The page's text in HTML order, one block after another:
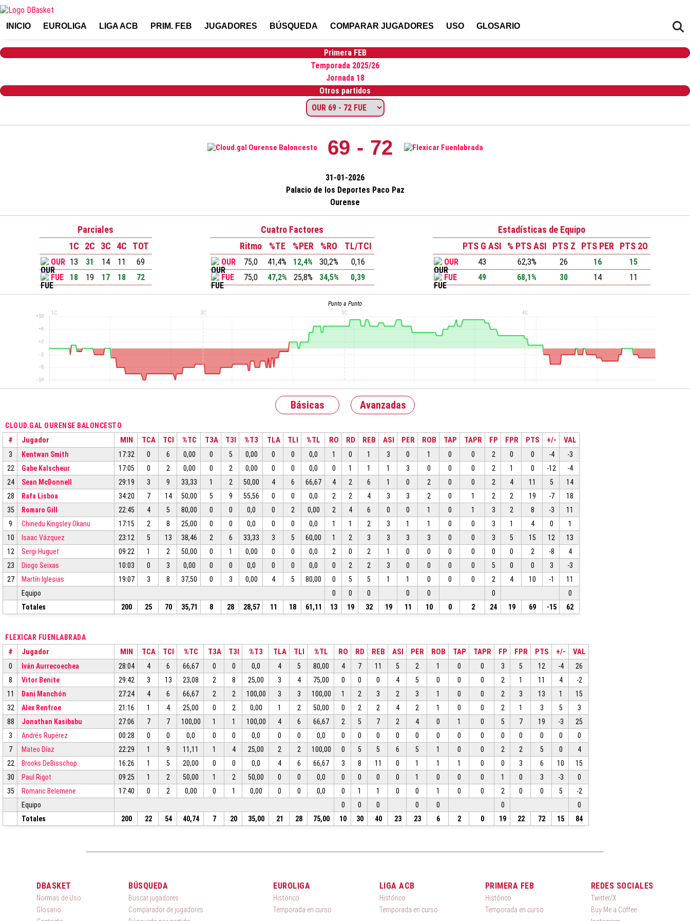
INICIO EUROLIGA LIGA ACB PRIM. FEB JUGADORES BÚSQUEDA COMPARAR JUGADORES USO GLOSARIO
Primera FEB
Temporada 2025/26
Jornada 18
Otros partidos
69 - 72
31-01-2026
Palacio de los Deportes Paco Paz
Ourense
Parciales
1C
2C 3C 4C TOT
OUR 13 31 14 11
69
FUE
18 19 17 18 72
Cuatro Factores
Ritmo
%TE %PER %RO TL/TCI
OUR 75,0 41,4% 12,4% 30,2%
0,16
FUE
75,0 47,2% 25,8% 34,5% 0,39
Estadísticas de Equipo
PTS G ASI
% PTS ASI PTS Z PTS PER PTS 2O
OUR 43 62,3% 26 16
15
FUE
49 68,1% 30 14 11
Punto a Punto
Básicas Avanzadas
CLOUD.GAL OURENSE BALONCESTO
# Jugador MIN TCA TCI %TC T3A T3I %T3 TLA TLI %TL RO RD REB ASI PER ROB TAP TAPR FP FPR PTS +/- VAL
3 Kentwan Smith 17:32 0 6 0,00 0 5 0,00 0 0 0,0 1 0 1 3 0 1 0 0 2 0 0 -4
-3
22
Gabe Kalscheur 17:05 0 2 0,00 0 2 0,00 0 0 0,0 0 1 1 1 3 0 0 0 2 1 0 -12
-4
24
Sean McDonnell 29:19 3 9 33,33 1 2 50,00 4 6 66,67 4 2 6 1 0 2 0 0 2 4 11 5
14
28
Rafa Lisboa 34:20 7 14 50,00 5 9 55,56 0 0 0,0 2 2 4 3 3 2 0 1 2 2 19 -7
18
35
Romaro Gill 22:45 4 5 80,00 0 0 0,0 0 2 0,00 2 4 6 0 0 1 0 1 3 2 8 -3
11
9
Chinedu Kingsley Okanu 17:15 2 8 25,00 0 0 0,0 0 0 0,0 1 1 2 3 1 1 0 0 3 1 4 0
1
10
Isaac Vázquez 23:12 5 13 38,46 2 6 33,33 3 5 60,00 1 2 3 3 3 3 0 0 3 5 15 12
13
12
Sergi Huguet 09:22 1 2 50,00 0 1 0,00 0 0 0,0 2 0 2 1 0 0 0 0 0 0 2 -8
4
23
Diogo Seixas 10:03 0 3 0,00 0 0 0,0 0 0 0,0 0 2 2 3 0 0 0 0 5 0 0 3
-3
27
Martín Iglesias 19:07 3 8 37,50 0 3 0,00 4 5 80,00 0 5 5 1 1 0 0 0 2 4 10 -1
11
Equipo
0 0 0 0 0 0
0
Totales
200 25 70 35,71 8 28 28,57 11 18 61,11 13 19 32 19 11 10 0 2 24 19 69 -15 62
FLEXICAR FUENLABRADA
# Jugador MIN TCA TCI %TC T3A T3I %T3 TLA TLI %TL RO RD REB ASI PER ROB TAP TAPR FP FPR PTS +/- VAL
0 Iván Aurrecoechea 28:04 4 6 66,67 0 0 0,0 4 5 80,00 4 7 11 5 2 1 0 0 3 5 12 -4
26
8
Vitor Benite 29:42 3 13 23,08 2 8 25,00 3 4 75,00 0 0 0 4 5 0 0 0 2 1 11 4
-2
11
Dani Manchón 27:24 4 6 66,67 2 2 100,00 3 3 100,00 1 2 3 2 3 1 0 0 2 3 13 1
15
32
Alex Renfroe 21:16 1 4 25,00 0 2 0,00 1 2 50,00 0 2 2 4 2 1 0 0 2 1 3 5
3
88
Jonathan Kasibabu 27:06 7 7 100,00 1 1 100,00 4 6 66,67 2 5 7 2 4 0 1 0 5 7 19 -3
25
3
Andrés Rupérez 00:28 0 0 0,0 0 0 0,0 0 0 0,0 0 0 0 0 0 0 0 0 0 0 0 0
0
7
Mateo Díaz 22:29 1 9 11,11 1 4 25,00 2 2 100,00 0 5 5 6 5 1 0 0 2 2 5 0
4
22
Brooks DeBisschop 16:26 1 5 20,00 0 0 0,0 4 6 66,67 3 8 11 0 1 1 1 0 0 3 6 10
15
30
Paul Rigot 09:25 1 2 50,00 1 2 50,00 0 0 0,0 0 0 0 0 1 0 0 0 1 0 3 -3
0
35
Romaric Belemene 17:40 0 2 0,00 0 1 0,00 0 0 0,0 0 1 1 0 0 1 0 0 2 0 0 5
-2
Equipo
0 0 0 0 0 0
0
Totales
200 22 54 40,74 7 20 35,00 21 28 75,00 10 30 40 23 23 6 2 0 19 22 72 15 84
DBASKET
Normas de Uso
Glosario
BÚSQUEDA
Buscar jugadores
Comparador de jugadores
EUROLIGA
Histórico
Temporada en curso
LIGA ACB
Histórico
Temporada en curso
PRIMERA FEB
Histórico
Temporada en curso
REDES SOCIALES
Twitter/X
Buy Me a Coffee